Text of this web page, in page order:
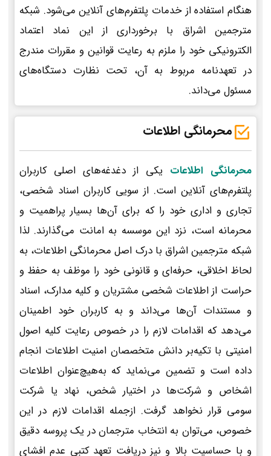
هنگام استفاده از خدمات پلتفرم‌های آنلاین می‌شود. شبکه
مترجمین اشراق با برخورداری از این نماد اعتماد
الکترونیکی خود را ملزم به رعایت قوانین و مقررات مندرج
در تعهدنامه مربوط به آن، تحت نظارت دستگاه‌های
مسئول می‌داند.
محرمانگی اطلاعات
محرمانگی اطلاعات یکی از دغدغه‌های اصلی کاربران
پلتفرم‌های آنلاین است. از سویی کاربران اسناد شخصی،
تجاری و اداری خود را که برای آن‌ها بسیار پراهمیت و
محرمانه است، نزد این موسسه به امانت می‌گذارند. لذا
شبکه مترجمین اشراق با درک اصل محرمانگی اطلاعات، به
لحاظ اخلاقی، حرفه‌ای و قانونی خود را موظف به حفظ و
حراست از اطلاعات شخصی مشتریان و کلیه مدارک، اسناد
و مستندات آن‌ها می‌داند و به کاربران خود اطمینان
می‌دهد که اقدامات لازم را در خصوص رعایت کلیه اصول
امنیتی با تکیه‌بر دانش متخصصان امنیت اطلاعات انجام
داده است و تضمین می‌نماید که به‌هیچ‌عنوان اطلاعات
اشخاص و شرکت‌ها در اختیار شخص، نهاد یا شرکت
سومی قرار نخواهد گرفت. ازجمله اقدامات لازم در این
خصوص، می‌توان به انتخاب مترجمان در یک پروسه دقیق
و با حساسیت بالا و نیز دریافت تعهد کتبی عدم افشای